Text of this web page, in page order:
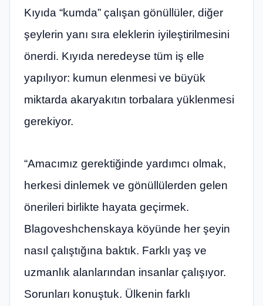
Kıyıda “kumda” çalışan gönüllüler, diğer
şeylerin yanı sıra eleklerin iyileştirilmesini
önerdi. Kıyıda neredeyse tüm iş elle
yapılıyor: kumun elenmesi ve büyük
miktarda akaryakıtın torbalara yüklenmesi
gerekiyor.
“Amacımız gerektiğinde yardımcı olmak,
herkesi dinlemek ve gönüllülerden gelen
önerileri birlikte hayata geçirmek.
Blagoveshchenskaya köyünde her şeyin
nasıl çalıştığına baktık. Farklı yaş ve
uzmanlık alanlarından insanlar çalışıyor.
Sorunları konuştuk. Ülkenin farklı